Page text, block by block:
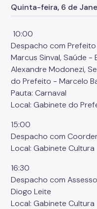
Quinta-feira, 6 de
10:00
Despacho com
Marcus Sinval, Saúde -
Alexandre Modonezi,
do Prefeito - Marcelo
Pauta: Carnaval
Local: Gabinete do
15:00
Despacho com
Local: Gabinete Cultura
16:30
Despacho com
Diogo Leite
Local: Gabinete Cultura